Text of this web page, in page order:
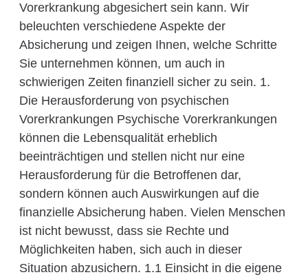
Vorerkrankung abgesichert sein kann. Wir
beleuchten verschiedene Aspekte der
Absicherung und zeigen Ihnen, welche Schritte
Sie unternehmen können, um auch in
schwierigen Zeiten finanziell sicher zu sein. 1.
Die Herausforderung von psychischen
Vorerkrankungen Psychische Vorerkrankungen
können die Lebensqualität erheblich
beeinträchtigen und stellen nicht nur eine
Herausforderung für die Betroffenen dar,
sondern können auch Auswirkungen auf die
finanzielle Absicherung haben. Vielen Menschen
ist nicht bewusst, dass sie Rechte und
Möglichkeiten haben, sich auch in dieser
Situation abzusichern. 1.1 Einsicht in die eigene